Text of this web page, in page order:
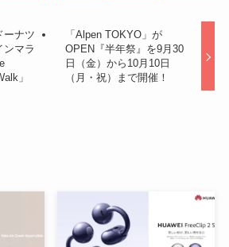
ーナツ
ンマラ
」
「Alpen TOKYO」が
OPEN『半年祭』を9月30
日（金）から10月10日
（月・祝）まで開催！